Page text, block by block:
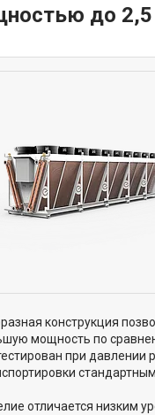
до
конструкция
мощность по
при давлении
отличается низким